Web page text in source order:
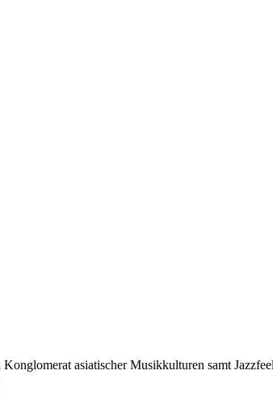
asiatischer Musikkulturen samt